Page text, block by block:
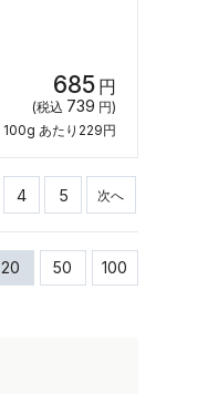
685 円
(税込 739 円)
100g あたり229円
4 5 次へ
20 50 100